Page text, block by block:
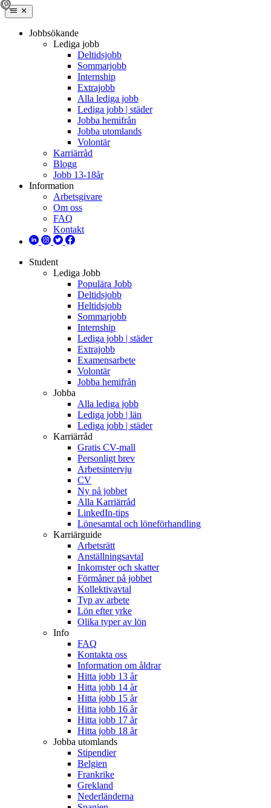
Jobbsökande
Lediga jobb
Deltidsjobb
Sommarjobb
Internship
Extrajobb
Alla lediga jobb
Lediga jobb | städer
Jobba hemifrån
Jobba utomlands
Volontär
Karriärråd
Blogg
Jobb 13-18år
Information
Arbetsgivare
Om oss
FAQ
Kontakt
Student
Lediga Jobb
Populära Jobb
Deltidsjobb
Heltidsjobb
Sommarjobb
Internship
Lediga jobb | städer
Extrajobb
Examensarbete
Volontär
Jobba hemifrån
Jobba
Alla lediga jobb
Lediga jobb | län
Lediga jobb | städer
Karriärråd
Gratis CV-mall
Personligt brev
Arbetsintervju
CV
Ny på jobbet
Alla Karriärråd
LinkedIn-tips
Lönesamtal och löneförhandling
Karriärguide
Arbetsrätt
Anställningsavtal
Inkomster och skatter
Förmåner på jobbet
Kollektivavtal
Typ av arbete
Lön efter yrke
Olika typer av lön
Info
FAQ
Kontakta oss
Information om åldrar
Hitta jobb 13 år
Hitta jobb 14 år
Hitta jobb 15 år
Hitta jobb 16 år
Hitta jobb 17 år
Hitta jobb 18 år
Jobba utomlands
Stipendier
Belgien
Frankrike
Grekland
Nederländerna